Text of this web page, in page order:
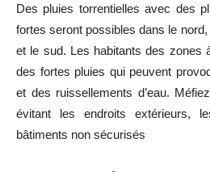
Des pluies torrentielles avec des
fortes seront possibles dans le nord,
et le sud. Les habitants des zones
des fortes pluies qui peuvent
et des ruissellements d’eau.
évitant les endroits extérieurs,
bâtiments non sécurisés